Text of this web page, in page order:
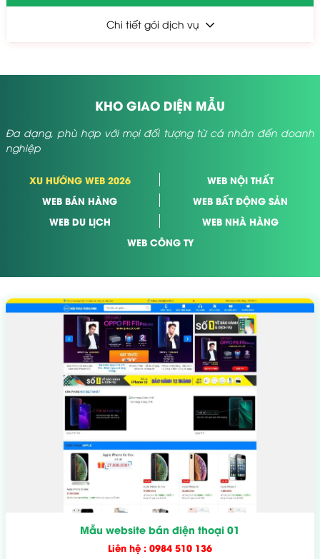
Chi tiết gói dịch vụ
KHO GIAO DIỆN MẪU
Đa dạng, phù hợp với mọi đối tượng từ cá nhân đến doanh
nghiệp
XU HƯỚNG WEB 2026
WEB NỘI THẤT
WEB BÁN HÀNG
WEB BẤT ĐỘNG SẢN
WEB DU LỊCH
WEB NHÀ HÀNG
WEB CÔNG TY
Mẫu website bán điện thoại 01
Liên hệ : 0984 510 136